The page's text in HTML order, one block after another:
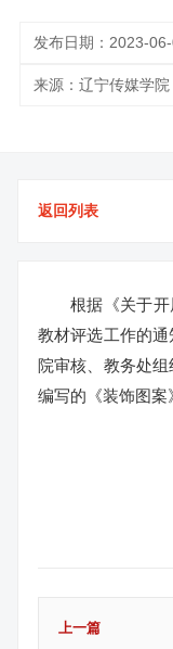
发布日期：2023-
来源：辽宁传媒学院
返回列表
根据《关于开
教材评选工作的
院审核、教务处
编写的《装饰图案
上一篇